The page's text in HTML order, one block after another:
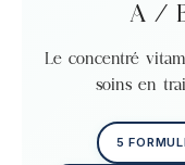
A /
Le concentré
soins en
5